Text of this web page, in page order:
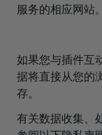
服务的相应网站。
如果您与插件互
据将直接从您的
存。
有关数据收集、